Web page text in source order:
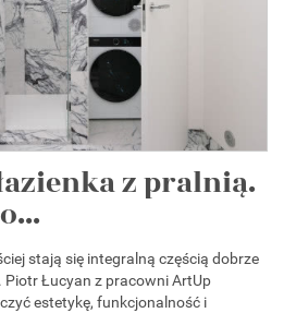
z pralnią.
stają się integralną częścią dobrze
Łucyan z pracowni ArtUp
estetykę, funkcjonalność i